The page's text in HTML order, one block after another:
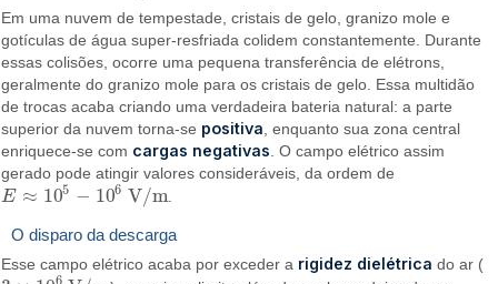
Em uma nuvem de tempestade, cristais de gelo, granizo mole e
gotículas de água super-resfriada colidem constantemente. Durante
essas colisões, ocorre uma pequena transferência de elétrons,
geralmente do granizo mole para os cristais de gelo. Essa multidão
de trocas acaba criando uma verdadeira bateria natural: a parte
superior da nuvem torna-se positiva , enquanto sua zona central
enriquece-se com cargas negativas . O campo elétrico assim
gerado pode atingir valores consideráveis, da ordem de
E ≈ 105 − 106 V/m
E≈ 10 5−10 6 V/m .
O disparo da descarga
Esse campo elétrico acaba por exceder a rigidez dielétrica do ar (